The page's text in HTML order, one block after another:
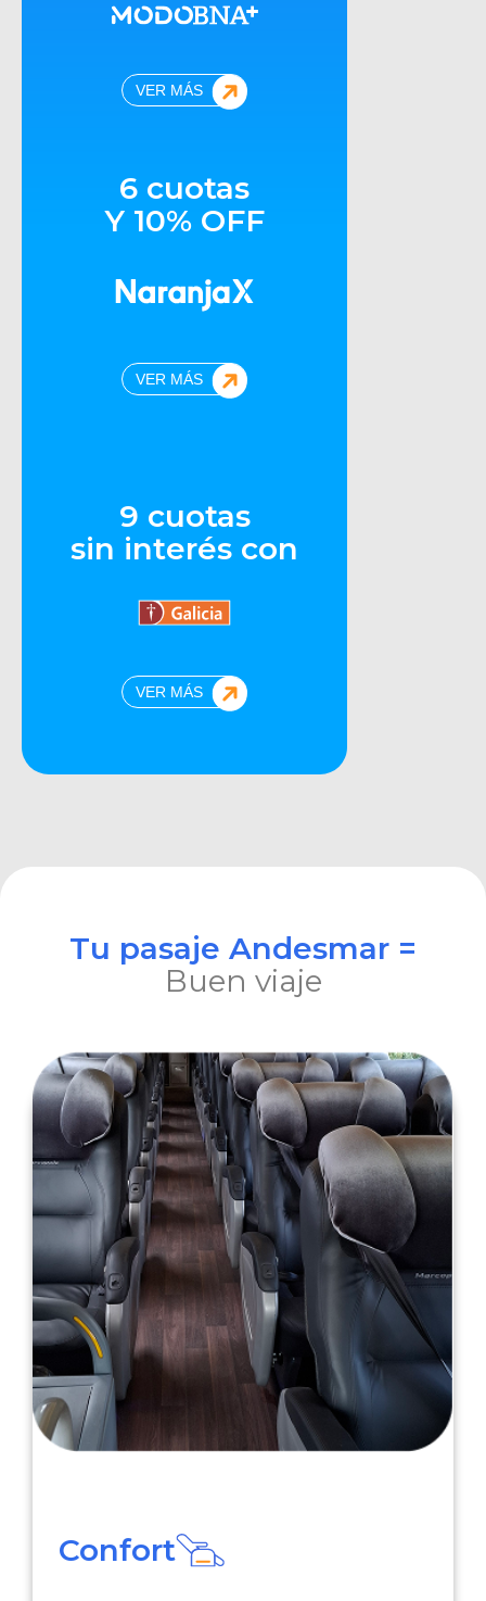
VER MÁS
6 cuotas
Y 10% OFF
VER MÁS
9 cuotas
sin interés con
VER MÁS
Tu pasaje Andesmar =
Buen viaje
Confort